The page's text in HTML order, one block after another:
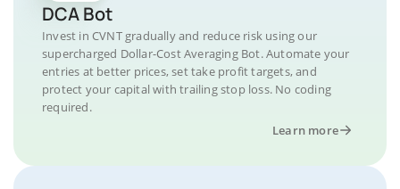
DCA Bot
Invest in CVNT gradually and reduce risk using our
supercharged Dollar-Cost Averaging Bot. Automate your
entries at better prices, set take profit targets, and
protect your capital with trailing stop loss. No coding
required.
Learn more